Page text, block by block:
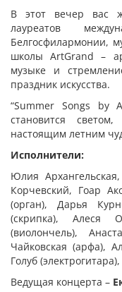
В этот вечер вас
лауреатов
Белгосфилармонии,
школы ArtGrand –
музыке и
праздник искусства.
“Summer Songs by
становится
настоящим летним
Исполнители:
Юлия
Корчевский, Гоар
(орган), Дарья
(скрипка), Алеся
(виолончель),
Чайковская (арфа),
Голуб
Ведущая концерта –